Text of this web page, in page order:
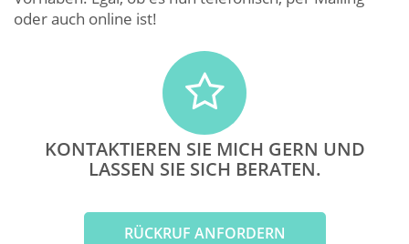
oder auch online ist!
KONTAKTIEREN SIE MICH GERN UND
LASSEN SIE SICH BERATEN.
RÜCKRUF ANFORDERN